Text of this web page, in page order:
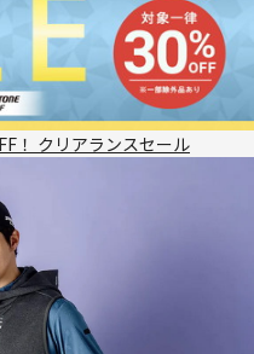
！ クリアランスセール